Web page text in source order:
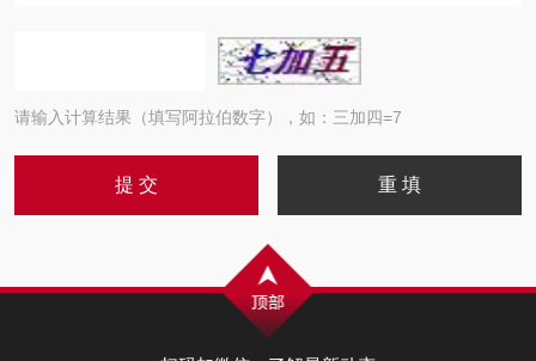
请输入计算结果（填写阿拉伯数字），如：三加四=7